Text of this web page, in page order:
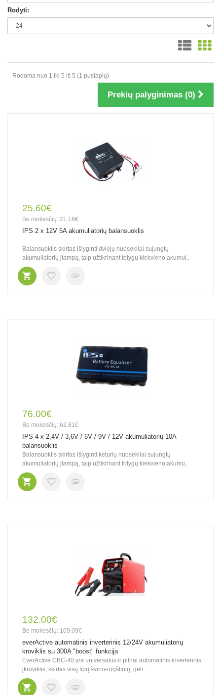
Rodyti:
Rodoma nuo 1 iki 5 iš 5 (1 puslapių)
Prekių palyginimas (0)
25.60€
Be mokesčių: 21.16€
IPS 2 x 12V 5A akumuliatorių balansuoklis
Balansuoklis skirtas išlyginti dviejų nuosekliai sujungtų
akumuliatorių įtampą, taip užtikrinant tolygų kiekvieno akumul..
76.00€
Be mokesčių: 62.81€
IPS 4 x 2,4V / 3,6V / 6V / 9V / 12V akumuliatorių 10A
balansuoklis
Balansuoklis skirtas išlyginti keturių nuosekliai sujungtų
akumuliatorių įtampą, taip užtikrinant tolygų kiekvieno akumu..
132.00€
Be mokesčių: 109.09€
everActive automatinis inverterinis 12/24V akumuliatorių
kroviklis su 300A "boost" funkcija
EverActive CBC-40 yra universalus ir pilnai automatinis inverterinis
įkroviklis, skirtas visų tipų švino-rūgštinių, geli..